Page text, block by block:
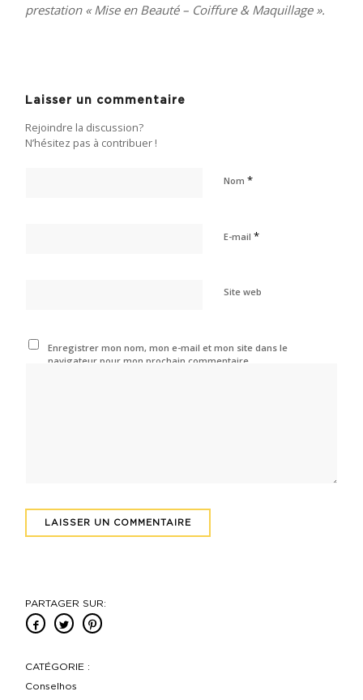
prestation « Mise en Beauté – Coiffure & Maquillage ».
Laisser un commentaire
Rejoindre la discussion?
N’hésitez pas à contribuer !
Nom*
E-mail*
Site web
Enregistrer mon nom, mon e-mail et mon site dans le
navigateur pour mon prochain commentaire.
PARTAGER SUR:
CATÉGORIE :
Conselhos